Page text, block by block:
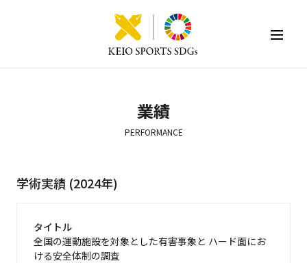
業績
PERFORMANCE
学術実績 (2024年)
タイトル
全国の運動施設を対象とした有害事象と ハード面にお
ける安全体制の調査